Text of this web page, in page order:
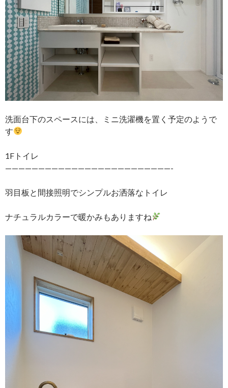
洗面台下のスペースには、ミニ洗濯機を置く予定のようで
す
1Fトイレ
—————————————————————————-
羽目板と間接照明でシンプルお洒落なトイレ
ナチュラルカラーで暖かみもありますね